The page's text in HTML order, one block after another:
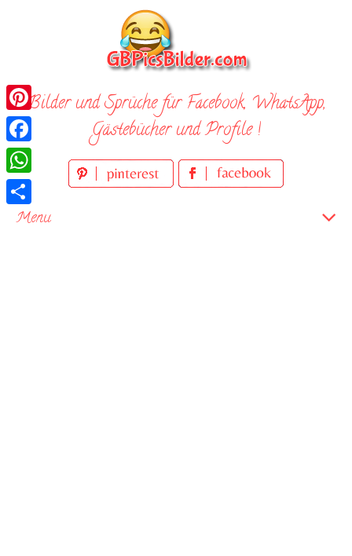
Bilder und Sprüche für Facebook, WhatsApp,
Gästebücher und Profile !
Menu
Pinterest
Facebook
WhatsApp
Teilen